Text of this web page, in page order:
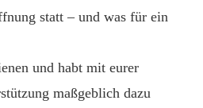
statt – und was für ein
und habt mit eurer
maßgeblich dazu